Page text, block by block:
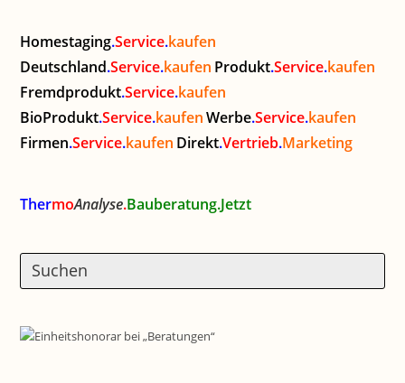
Homestaging.Service.kaufen
Deutschland.Service.kaufen Produkt.Service.kaufen
Fremdprodukt.Service.kaufen
BioProdukt.Service.kaufen Werbe.Service.kaufen
Firmen.Service.kaufen Direkt.Vertrieb.Marketing
ThermoAnalyse.Bauberatung.Jetzt